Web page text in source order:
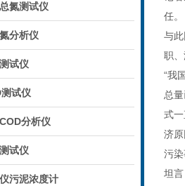
氮测试仪
分析仪
试仪
试仪
分析仪
试仪
污泥浓度计
任。
与
职
“我
总
式
济原
污
坦